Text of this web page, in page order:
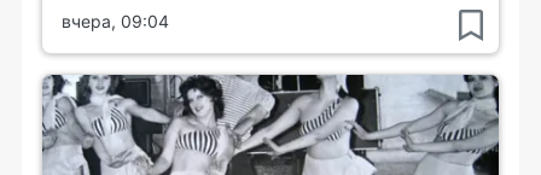
вчера, 09:04